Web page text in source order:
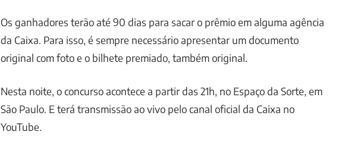
Os ganhadores terão até 90 dias para sacar o prêmio em alguma agência
da Caixa. Para isso, é sempre necessário apresentar um documento
original com foto e o bilhete premiado, também original.
Nesta noite, o concurso acontece a partir das 21h, no Espaço da Sorte, em
São Paulo. E terá transmissão ao vivo pelo canal oficial da Caixa no
YouTube.